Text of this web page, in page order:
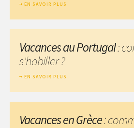
EN SAVOIR PLUS
Vacances au Portugal:
s'habiller ?
EN SAVOIR PLUS
Vacances en Grèce: